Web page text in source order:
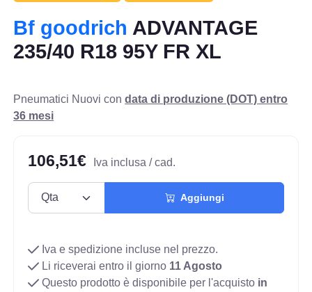
Bf goodrich ADVANTAGE
235/40 R18 95Y FR XL
Pneumatici Nuovi condata di produzione (DOT) entro
36 mesi
106,51€ Iva inclusa / cad.
Aggiungi
Iva e spedizione incluse nel prezzo.
Li riceverai entro il giorno 11 Agosto
Questo prodotto è disponibile per l'acquisto in